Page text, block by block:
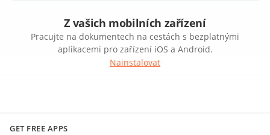
Z vašich mobilních zařízení
Pracujte na dokumentech na cestách s bezplatnými
aplikacemi pro zařízení iOS a Android.
Nainstalovat
GET FREE APPS